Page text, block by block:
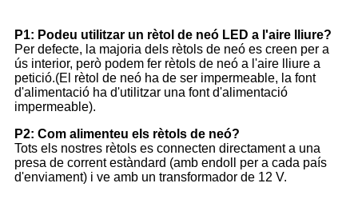
P1: Podeu utilitzar un rètol de neó LED a l'aire lliure?
Per defecte, la majoria dels rètols de neó es creen per a
ús interior, però podem fer rètols de neó a l'aire lliure a
petició.(El rètol de neó ha de ser impermeable, la font
d'alimentació ha d'utilitzar una font d'alimentació
impermeable).
P2: Com alimenteu els rètols de neó?
Tots els nostres rètols es connecten directament a una
presa de corrent estàndard (amb endoll per a cada país
d'enviament) i ve amb un transformador de 12 V.